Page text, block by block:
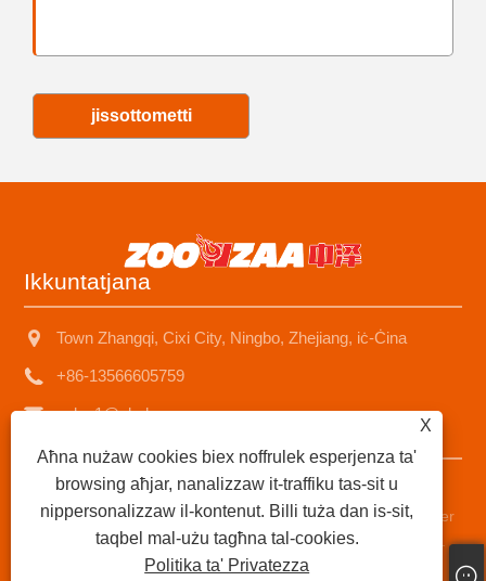
jissottometti
Ikkuntatjana
Town Zhangqi, Cixi City, Ningbo, Zhejiang, iċ-Ċina
+86-13566605759
sales1@nbzhongze.com
Copyright © 2023 Ningbo Zhongze Electronics Co., Ltd. -
Heater tal-Kerolju taċ-Ċina, stufi tal-pitrolju, fornituri tal-heater
tal-pitrolju taċ-ċumnija tal-metall - id-drittijiet kollha riżervati.
Sitemap|RSS| XML|Politika ta' Privatezza
X
Aħna nużaw cookies biex noffrulek esperjenza ta'
browsing aħjar, nanalizzaw it-traffiku tas-sit u
nippersonalizzaw il-kontenut. Billi tuża dan is-sit,
taqbel mal-użu tagħna tal-cookies.
Politika ta' Privatezza